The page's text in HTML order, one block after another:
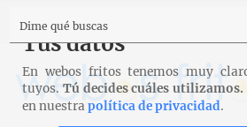
Tus datos
En webos fritos tenemos muy
tuyos. Tú decides cuáles utilizamos.
en nuestrapolítica de privacidad.